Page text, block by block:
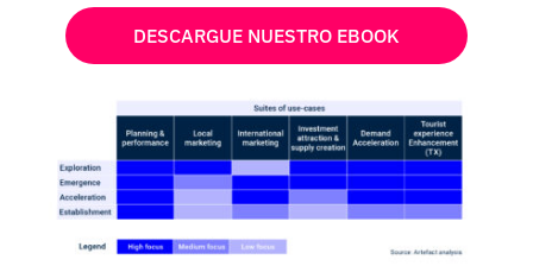
DESCARGUE NUESTRO EBOOK